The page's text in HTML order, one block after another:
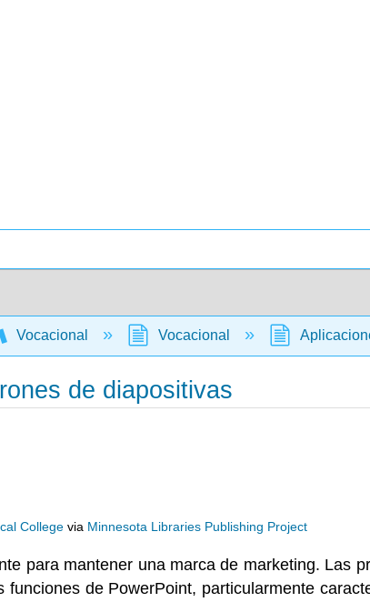
Vocacional Vocacional
de diapositivas
College via Minnesota Libraries Publishing Project
para mantener una marca de marketing. Las
funciones de PowerPoint, particularmente